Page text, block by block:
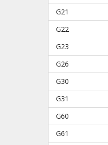
G21
G22
G23
G26
G30
G31
G60
G61